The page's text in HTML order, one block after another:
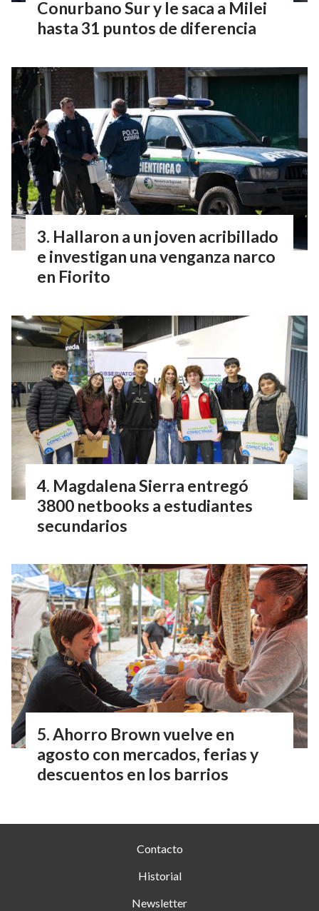
Conurbano Sur y le saca a Milei
hasta 31 puntos de diferencia
Hallaron a un joven acribillado
e investigan una venganza narco
en Fiorito
Magdalena Sierra entregó
3800 netbooks a estudiantes
secundarios
Ahorro Brown vuelve en
agosto con mercados, ferias y
descuentos en los barrios
Contacto
Historial
Newsletter